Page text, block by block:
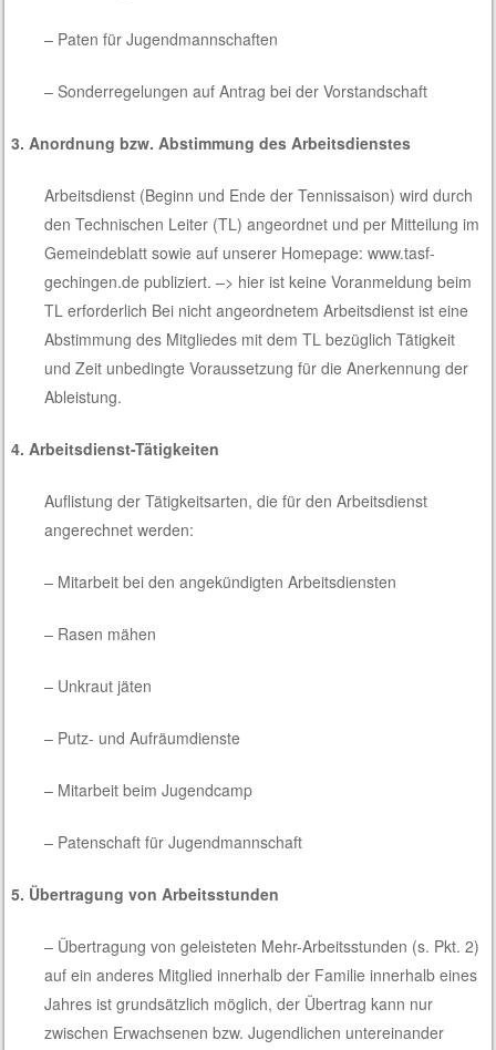
– Paten für Jugendmannschaften
– Sonderregelungen auf Antrag bei der Vorstandschaft
3. Anordnung bzw. Abstimmung des Arbeitsdienstes
Arbeitsdienst (Beginn und Ende der Tennissaison) wird durch
den Technischen Leiter (TL) angeordnet und per Mitteilung im
Gemeindeblatt sowie auf unserer Homepage: www.tasf-
gechingen.de publiziert. –> hier ist keine Voranmeldung beim
TL erforderlich Bei nicht angeordnetem Arbeitsdienst ist eine
Abstimmung des Mitgliedes mit dem TL bezüglich Tätigkeit
und Zeit unbedingte Voraussetzung für die Anerkennung der
Ableistung.
4. Arbeitsdienst-Tätigkeiten
Auflistung der Tätigkeitsarten, die für den Arbeitsdienst
angerechnet werden:
– Mitarbeit bei den angekündigten Arbeitsdiensten
– Rasen mähen
– Unkraut jäten
– Putz- und Aufräumdienste
– Mitarbeit beim Jugendcamp
– Patenschaft für Jugendmannschaft
5. Übertragung von Arbeitsstunden
– Übertragung von geleisteten Mehr-Arbeitsstunden (s. Pkt. 2)
auf ein anderes Mitglied innerhalb der Familie innerhalb eines
Jahres ist grundsätzlich möglich, der Übertrag kann nur
zwischen Erwachsenen bzw. Jugendlichen untereinander